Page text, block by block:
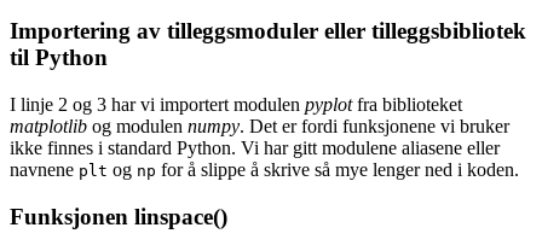
Importering av tilleggsmoduler eller tilleggsbibliotek
til Python
I linje 2 og 3 har vi importert modulen pyplotfra biblioteket
matplotlib og modulen numpy. Det er fordi funksjonene vi bruker
ikke finnes i standard Python. Vi har gitt modulene aliasene eller
navnene plt og np for å slippe å skrive så mye lenger ned i koden.
Funksjonen linspace()